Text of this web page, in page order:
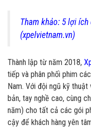
Tham khảo: 5 lợi
(xpelvietnam.vn)
Thành lập từ năm 2018,
tiếp và phân phối phim
Nam. Với đội ngũ kỹ
bản, tay nghề cao, cùng
năm) cho tất cả các gói
cậy để khách hàng yên